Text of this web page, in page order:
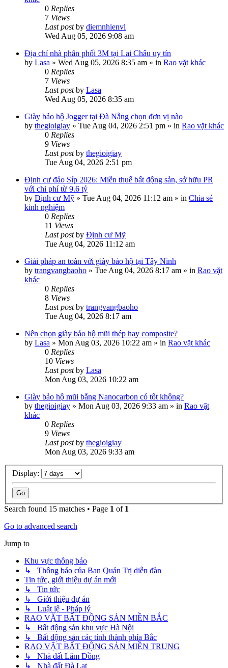
0 Replies
7 Views
Last postby diemnhienvl
Wed Aug 05, 2026 9:08 am
Địa chỉ nhà phân phối 3M tại Lai Châu uy tín
by Lasa » Wed Aug 05, 2026 8:35 am » in Rao vặt khác
0 Replies
7 Views
Last postby Lasa
Wed Aug 05, 2026 8:35 am
Giày bảo hộ Jogger tại Đà Nẵng chọn đơn vị nào
by thegioigiay » Tue Aug 04, 2026 2:51 pm » in Rao vặt khác
0 Replies
9 Views
Last postby thegioigiay
Tue Aug 04, 2026 2:51 pm
Định cư đảo Síp 2026: Miễn thuế bất động sản, sở hữu PR
với chi phí từ 9.6 tỷ
by Định cư Mỹ » Tue Aug 04, 2026 11:12 am » in Chia sẻ
kinh nghiệm
0 Replies
11 Views
Last postby Định cư Mỹ
Tue Aug 04, 2026 11:12 am
Giải pháp an toàn với giày bảo hộ tại Tây Ninh
by trangvangbaoho » Tue Aug 04, 2026 8:17 am » in Rao vặt
khác
0 Replies
8 Views
Last postby trangvangbaoho
Tue Aug 04, 2026 8:17 am
Nên chọn giày bảo hộ mũi thép hay composite?
by Lasa » Mon Aug 03, 2026 10:22 am » in Rao vặt khác
0 Replies
10 Views
Last postby Lasa
Mon Aug 03, 2026 10:22 am
Giày bảo hộ mũi bằng Nanocarbon có tốt không?
by thegioigiay » Mon Aug 03, 2026 9:33 am » in Rao vặt
khác
0 Replies
9 Views
Last postby thegioigiay
Mon Aug 03, 2026 9:33 am
Display:
Search found 15 matches • Page 1 of 1
Go to advanced search
Jump to
Khu vực thông báo
↳ Thông báo của Ban Quản Trị diễn đàn
Tin tức, giới thiệu dự án mới
↳ Tin tức
↳ Giới thiệu dự án
↳ Luật lệ - Pháp lý
RAO VẶT BẤT ĐỘNG SẢN MIỀN BẮC
↳ Bất động sản khu vực Hà Nội
↳ Bất động sản các tỉnh thành phía Bắc
RAO VẶT BẤT ĐỘNG SẢN MIỀN TRUNG
↳ Nhà đất Lâm Đồng
↳ Nhà đất Đà Lạt